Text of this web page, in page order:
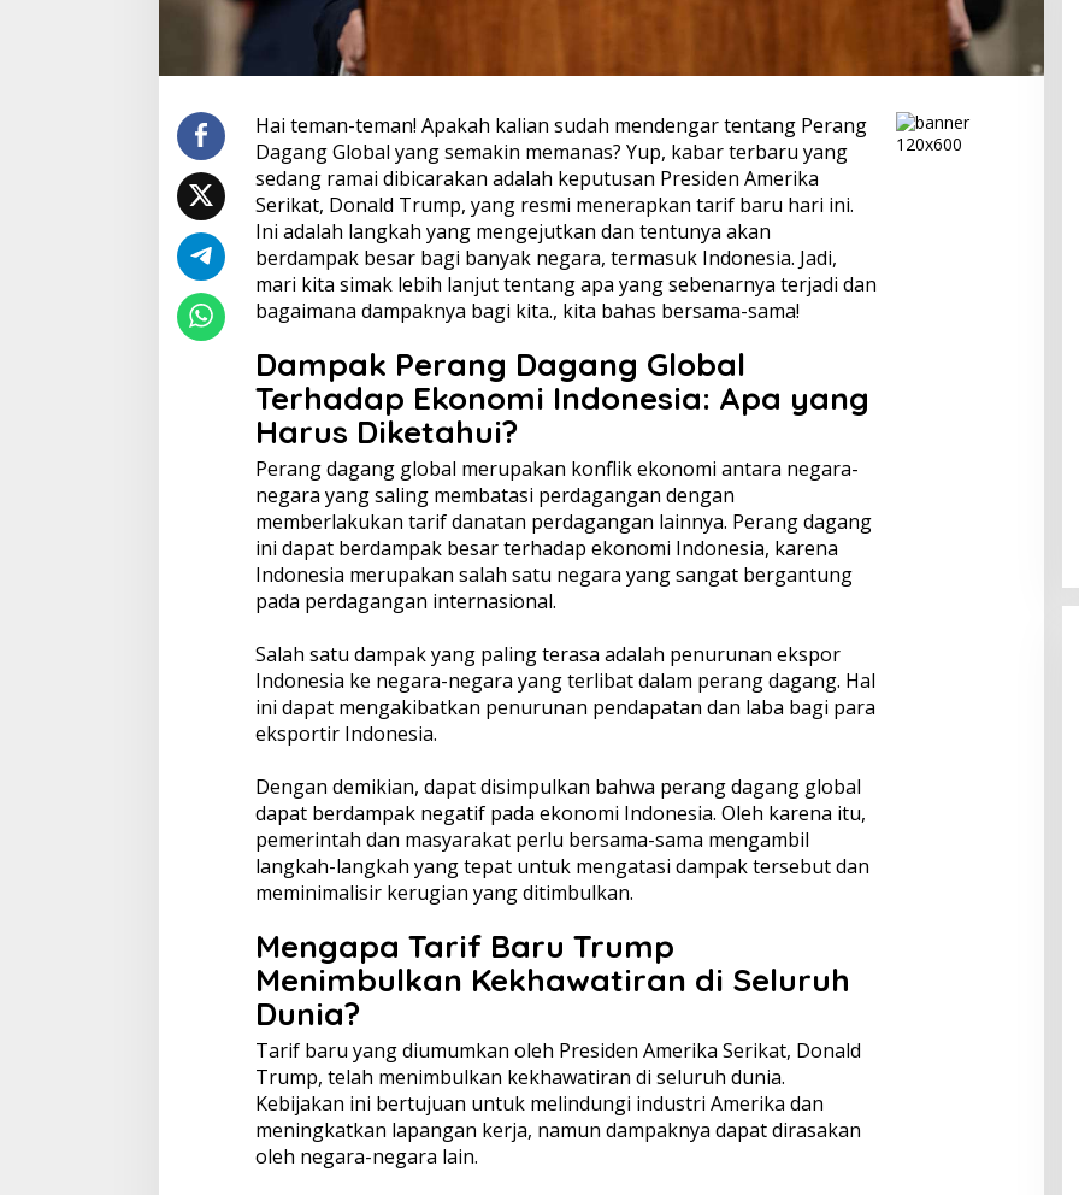
Hai teman-teman! Apakah kalian sudah mendengar tentang Perang
Dagang Global yang semakin memanas? Yup, kabar terbaru yang
sedang ramai dibicarakan adalah keputusan Presiden Amerika
Serikat, Donald Trump, yang resmi menerapkan tarif baru hari ini.
Ini adalah langkah yang mengejutkan dan tentunya akan
berdampak besar bagi banyak negara, termasuk Indonesia. Jadi,
mari kita simak lebih lanjut tentang apa yang sebenarnya terjadi dan
bagaimana dampaknya bagi kita., kita bahas bersama-sama!
Dampak Perang Dagang Global
Terhadap Ekonomi Indonesia: Apa yang
Harus Diketahui?
Perang dagang global merupakan konflik ekonomi antara negara-
negara yang saling membatasi perdagangan dengan
memberlakukan tarif danatan perdagangan lainnya. Perang dagang
ini dapat berdampak besar terhadap ekonomi Indonesia, karena
Indonesia merupakan salah satu negara yang sangat bergantung
pada perdagangan internasional.
Salah satu dampak yang paling terasa adalah penurunan ekspor
Indonesia ke negara-negara yang terlibat dalam perang dagang. Hal
ini dapat mengakibatkan penurunan pendapatan dan laba bagi para
eksportir Indonesia.
Dengan demikian, dapat disimpulkan bahwa perang dagang global
dapat berdampak negatif pada ekonomi Indonesia. Oleh karena itu,
pemerintah dan masyarakat perlu bersama-sama mengambil
langkah-langkah yang tepat untuk mengatasi dampak tersebut dan
meminimalisir kerugian yang ditimbulkan.
Mengapa Tarif Baru Trump
Menimbulkan Kekhawatiran di Seluruh
Dunia?
Tarif baru yang diumumkan oleh Presiden Amerika Serikat, Donald
Trump, telah menimbulkan kekhawatiran di seluruh dunia.
Kebijakan ini bertujuan untuk melindungi industri Amerika dan
meningkatkan lapangan kerja, namun dampaknya dapat dirasakan
oleh negara-negara lain.